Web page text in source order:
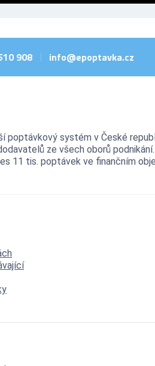
908 info@epoptavka.cz
poptávkový systém v České
ze všech oborů podnikání.
11 tis. poptávek ve finančním